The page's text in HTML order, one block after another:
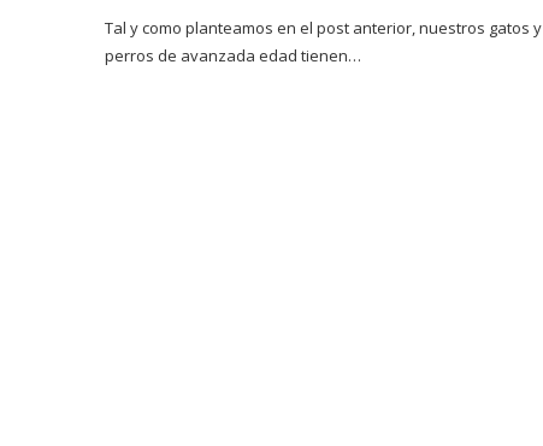
Tal y como planteamos en el post anterior, nuestros gatos y
perros de avanzada edad tienen…